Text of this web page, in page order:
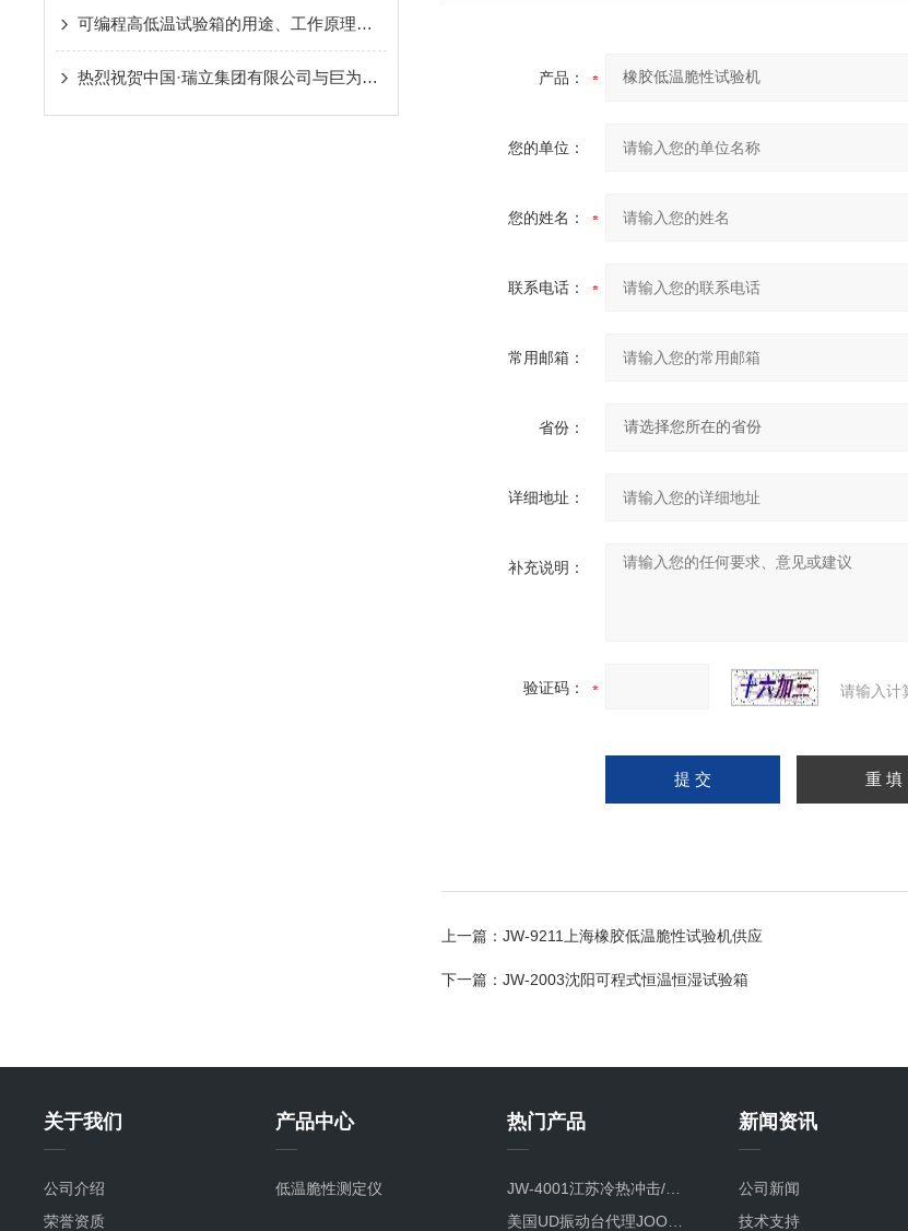
可编程高低温试验箱的用途、工作原理及使用注意事项
热烈祝贺中国·瑞立集团有限公司与巨为仪器多次牵手合作 产品：
您的单位：
您的姓名：
联系电话：
常用邮箱：
省份：
详细地址：
补充说明：
验证码： 请输入计
上一篇： JW-9211上海橡胶低温脆性试验机供应
下一篇： JW-2003沈阳可程式恒温恒湿试验箱
关于我们
公司介绍
荣誉资质
产品中心
低温脆性测定仪
热门产品
JW-4001江苏冷热冲击/温度冲击/高低温冲击试验箱
美国UD振动台代理JOOWAY振动台跻身世界四强
新闻资讯
公司新闻
技术支持